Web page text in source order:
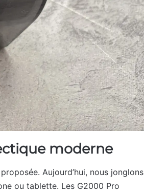
moderne
Aujourd’hui, nous jonglons
ou tablette. Les G2000 Pro